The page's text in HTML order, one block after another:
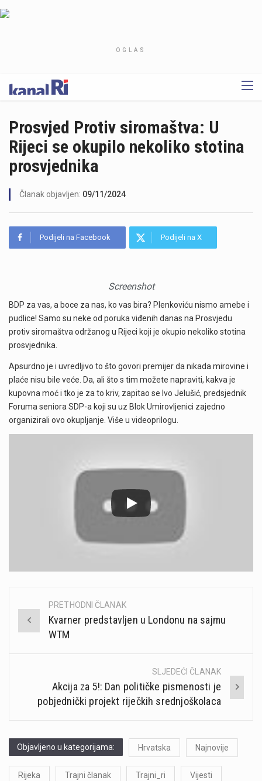
OGLAS
Prosvjed Protiv siromaštva: U
Rijeci se okupilo nekoliko stotina
prosvjednika
Članak objavljen: 09/11/2024
Podijeli na Facebook Podijeli na X
Screenshot
BDP za vas, a boce za nas, ko vas bira? Plenkoviću nismo amebe i
pudlice! Samo su neke od poruka viđenih danas na Prosvjedu
protiv siromaštva održanog u Rijeci koji je okupio nekoliko stotina
prosvjednika.
Apsurdno je i uvredljivo to što govori premijer da nikada mirovine i
plaće nisu bile veće. Da, ali što s tim možete napraviti, kakva je
kupovna moć i tko je za to kriv, zapitao se Ivo Jelušić, predsjednik
Foruma seniora SDP-a koji su uz Blok Umirovljenici zajedno
organizirali ovo okupljanje. Više u videoprilogu.
Post
navigation
PRETHODNI ČLANAK
Kvarner predstavljen u Londonu na sajmu
WTM
SLJEDEĆI ČLANAK
Akcija za 5!: Dan političke pismenosti je
pobjednički projekt riječkih srednjoškolaca
Objavljeno u kategorijama: Hrvatska Najnovije
Rijeka Trajni članak Trajni_ri Vijesti